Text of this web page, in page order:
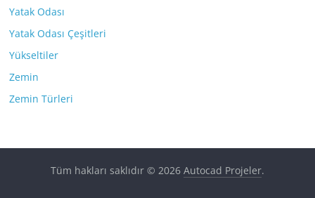
Yatak Odası
Yatak Odası Çeşitleri
Yükseltiler
Zemin
Zemin Türleri
Tüm hakları saklıdır © 2026 Autocad Projeler.